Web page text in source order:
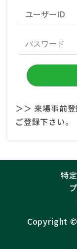
＞＞ 来場事前
ご登録下さい。
特
Copyright ©︎